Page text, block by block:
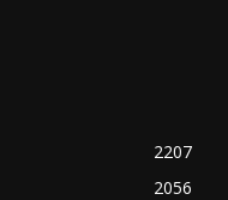
2207
2056